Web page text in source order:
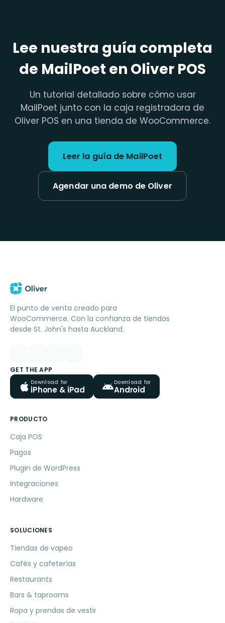
Lee nuestra guía completa
de MailPoet en Oliver POS
Un tutorial detallado sobre cómo usar
MailPoet junto con la caja registradora de
Oliver POS en una tienda de WooCommerce.
Leer la guía de MailPoet
Agendar una demo de Oliver
El punto de venta creado para
WooCommerce. Con la confianza de tiendas
desde St. John's hasta Auckland.
GET THE APP
Download for
iPhone & iPad
Download for
Android
PRODUCTO
Caja POS
Pagos
Plugin de WordPress
Integraciones
Hardware
SOLUCIONES
Tiendas de vapeo
Cafés y cafeterías
Restaurants
Bars & taprooms
Ropa y prendas de vestir